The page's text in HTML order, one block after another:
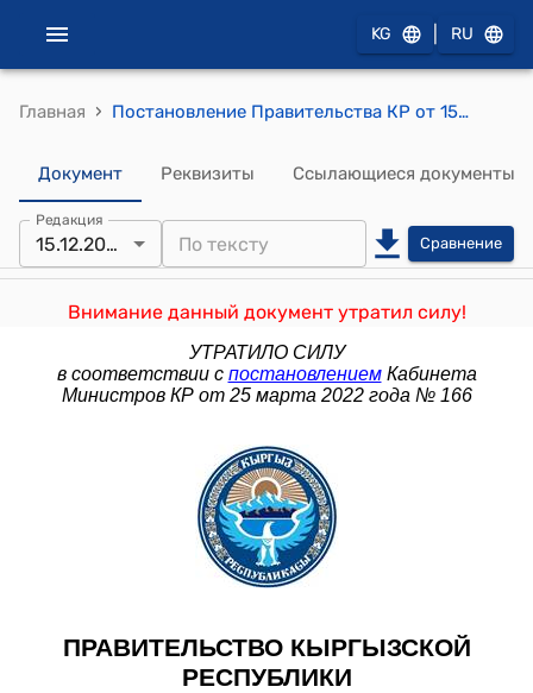
KG RU
Главная › Постановление Правительства КР от 15 декабря 2009 года №763 "О заключении Правительства Кыргызской Республики на проект Закона Кыргызской Республики "О внесении дополнения в Налоговый кодекс Кыргызской Республики"
Документ Реквизиты Ссылающиеся документы
Редакция
15.12.2009 Сравнение
Внимание данный документ утратил силу!